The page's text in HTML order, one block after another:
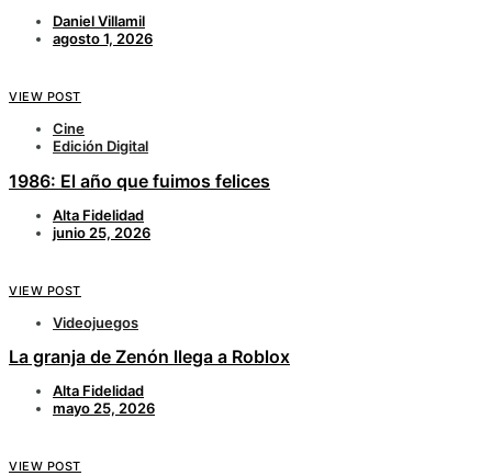
Daniel Villamil
agosto 1, 2026
VIEW POST
Cine
Edición Digital
1986: El año que fuimos felices
Alta Fidelidad
junio 25, 2026
VIEW POST
Videojuegos
La granja de Zenón llega a Roblox
Alta Fidelidad
mayo 25, 2026
VIEW POST